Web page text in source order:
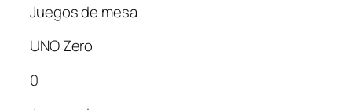
Juegos de mesa
UNO Zero
0